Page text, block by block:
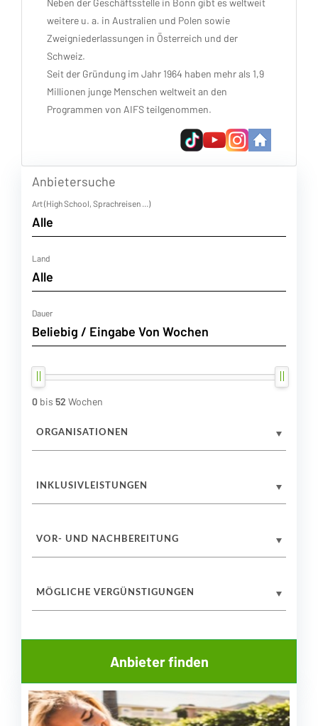
Neben der Geschäftsstelle in Bonn gibt es weltweit
weitere u. a. in Australien und Polen sowie
Zweigniederlassungen in Österreich und der
Schweiz.
Seit der Gründung im Jahr 1964 haben mehr als 1,9
Millionen junge Menschen weltweit an den
Programmen von AIFS teilgenommen.
Anbietersuche
Art (High School, Sprachreisen ...)
Land
Dauer
0 bis 52 Wochen
ORGANISATIONEN
INKLUSIVLEISTUNGEN
VOR- UND NACHBEREITUNG
MÖGLICHE VERGÜNSTIGUNGEN